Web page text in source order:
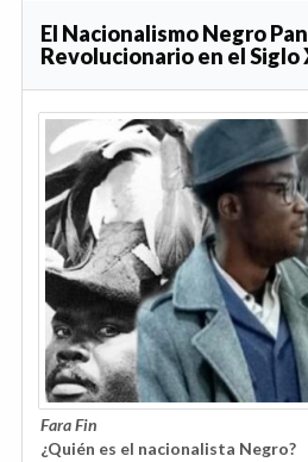
El Nacionalismo Negro
Revolucionario en el Siglo
Fara Fin
¿Quién es el nacionalista Negro?